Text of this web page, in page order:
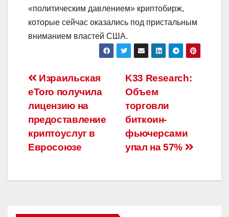
«политическим давлением» криптобирж,
которые сейчас оказались под пристальным
вниманием властей США.
Навигация
по
записям
K33 Research:
Объем
торговли
биткоин-
фьючерсами
упал на 57%
Израильская
eToro получила
лицензию на
предоставление
криптоуслуг в
Евросоюзе